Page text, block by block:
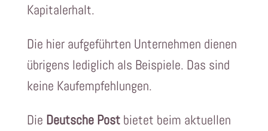
Kapitalerhalt.
Die hier aufgeführten Unternehmen dienen
übrigens lediglich als Beispiele. Das sind
keine Kaufempfehlungen.
Die Deutsche Postbietet beim aktuellen